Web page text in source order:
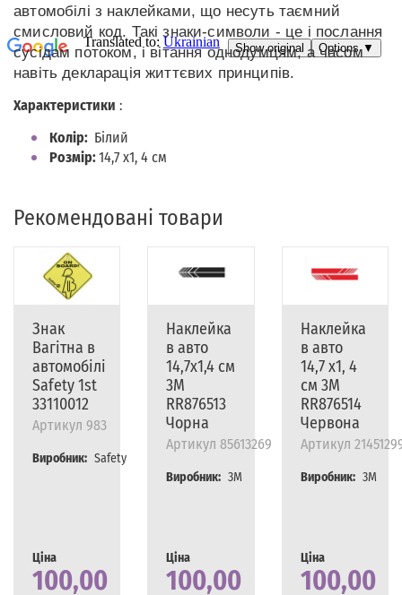
автомобілі з наклейками, що несуть таємний
смисловий код. Такі знаки-символи - це і послання
сусідам потоком, і вітання однодумцям, а часом
навіть декларація життєвих принципів.
Характеристики :
Колір: Білий
Розмір:14,7 х1, 4 см
Рекомендовані товари
Знак
Вагітна в
автомобілі
Safety 1st
33110012
Артикул 983
Виробник: Safety
Ціна
100,00
Наклейка
в авто
14,7х1,4 см
3M
RR876513
Чорна
Артикул 85613269
Виробник: 3M
Ціна
100,00
Наклейка
в авто
14,7 х1, 4
см 3M
RR876514
Червона
Артикул
Виробник: 3M
Ціна
100,00